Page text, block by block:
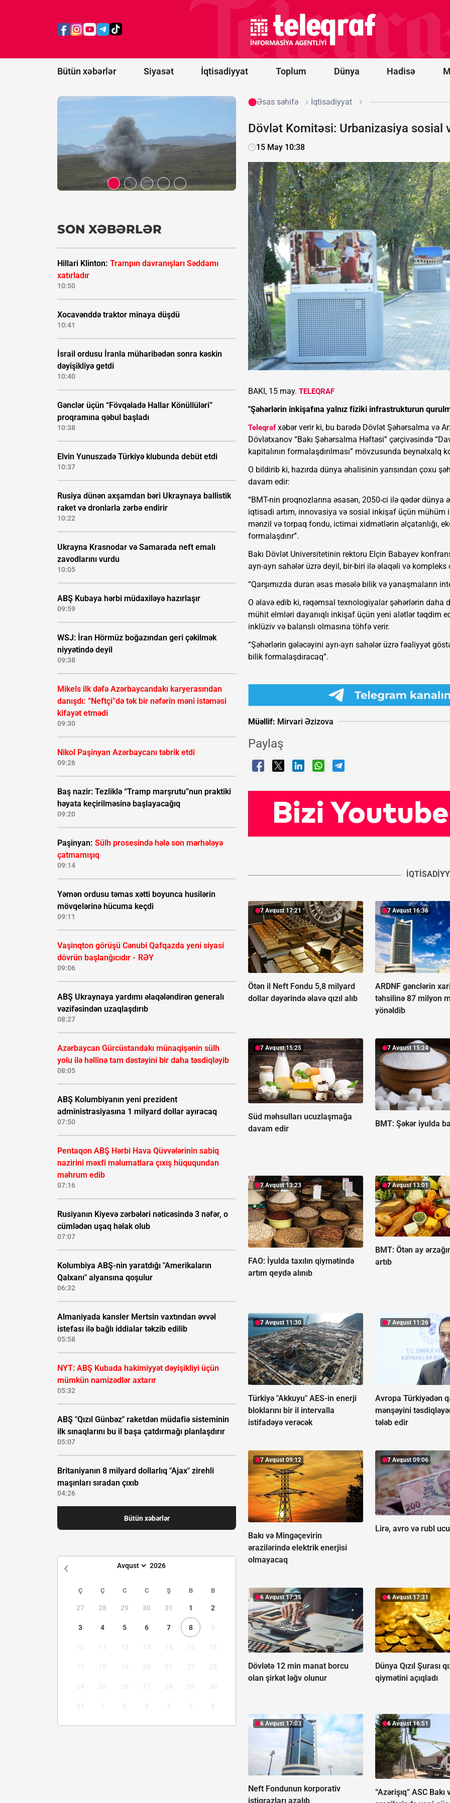
Bütün xəbərlər Siyasət İqtisadiyyat Toplum Dünya Hadisə
Xocavənddə
düşdü
Krasnodar
və
Samarada
neft emalı
zavodlarını
SON XƏBƏRLƏR
Hillari Klinton: Trampın davranışları Səddamı
xatırladır
10:50
Xocavənddə traktor minaya düşdü
10:41
İsrail ordusu İranla müharibədən sonra kəskin
dəyişikliyə getdi
10:40
Gənclər üçün “Fövqəladə Hallar Könüllüləri”
proqramına qəbul başladı
10:38
Elvin Yunuszadə Türkiyə klubunda debüt etdi
10:37
Rusiya dünən axşamdan bəri Ukraynaya ballistik
raket və dronlarla zərbə endirir
10:22
Ukrayna Krasnodar və Samarada neft emalı
zavodlarını vurdu
10:05
ABŞ Kubaya hərbi müdaxiləyə hazırlaşır
09:59
WSJ: İran Hörmüz boğazından geri çəkilmək
niyyətində deyil
09:38
Mikels ilk dəfə Azərbaycandakı karyerasından
danışdı: “Neftçi”də tək bir nəfərin məni istəməsi
kifayət etmədi
09:30
Nikol Paşinyan Azərbaycanı təbrik etdi
09:26
Baş nazir: Tezliklə “Tramp marşrutu”nun praktiki
həyata keçirilməsinə başlayacağıq
09:20
Paşinyan: Sülh prosesində hələ son mərhələyə
çatmamışıq
09:14
Yəmən ordusu təmas xətti boyunca husilərin
mövqelərinə hücuma keçdi
09:11
Vaşinqton görüşü Cənubi Qafqazda yeni siyasi
dövrün başlanğıcıdır - RƏY
09:06
ABŞ Ukraynaya yardımı əlaqələndirən generalı
vəzifəsindən uzaqlaşdırıb
08:27
Azərbaycan Gürcüstandakı münaqişənin sülh
yolu ilə həllinə tam dəstəyini bir daha təsdiqləyib
08:05
ABŞ Kolumbiyanın yeni prezident
administrasiyasına 1 milyard dollar ayıracaq
07:50
Pentaqon ABŞ Hərbi Hava Qüvvələrinin sabiq
nazirini məxfi məlumatlara çıxış hüququndan
məhrum edib
07:16
Rusiyanın Kiyevə zərbələri nəticəsində 3 nəfər, o
cümlədən uşaq həlak olub
07:07
Kolumbiya ABŞ-nin yaratdığı "Amerikaların
Qalxanı" alyansına qoşulur
06:32
Almaniyada kansler Mertsin vaxtından əvvəl
istefası ilə bağlı iddialar təkzib edilib
05:58
NYT: ABŞ Kubada hakimiyyət dəyişikliyi üçün
mümkün namizədlər axtarır
05:32
ABŞ "Qızıl Günbəz" raketdən müdafiə sisteminin
ilk sınaqlarını bu il başa çatdırmağı planlaşdırır
05:07
Britaniyanın 8 milyard dollarlıq "Ajax" zirehli
maşınları sıradan çıxıb
04:26
Bütün xəbərlər
Ç Ç C C Ş B B
27 28 29 30 31 1 2
3 4 5 6 7 8
Əsas səhifə İqtisadiyyat
Dövlət Komitəsi: Urbanizasiya
15 May 10:38
BAKI, 15 may. TELEQRAF
"Şəhərlərin inkişafına yalnız fiziki infrastrukturun
Teleqrafxəbər verir ki, bu barədə Dövlət Şəhərsalma və
Dövlətxanov “Bakı Şəhərsalma Həftəsi” çərçivəsində
kapitalının formalaşdırılması” mövzusunda beynəlxalq
O bildirib ki, hazırda dünya əhalisinin yarısından çoxu
davam edir:
“BMT-nin proqnozlarına əsasən, 2050-ci ilə qədər
iqtisadi artım, innovasiya və sosial inkişaf üçün mühüm
mənzil və torpaq fondu, ictimai xidmətlərin əlçatanlığı,
formalaşdırır”.
Bakı Dövlət Universitetinin rektoru Elçin Babayev
ayrı-ayrı sahələr üzrə deyil, bir-biri ilə əlaqəli və kompleks
“Qarşımızda duran əsas məsələ bilik və yanaşmaların
O əlavə edib ki, rəqəmsal texnologiyalar şəhərlərin daha
mühit elmləri dayanıqlı inkişaf üçün yeni alətlər təqdim
inklüziv və balanslı olmasına töhfə verir.
“Şəhərlərin gələcəyini ayrı-ayrı sahələr üzrə fəaliyyət
bilik formalaşdıracaq”.
Müəllif: Mirvari Əzizova
Paylaş
7 Avqust 17:21
Ötən il Neft Fondu 5,8 milyard
dollar dəyərində əlavə qızıl alıb
7 Avqust 16:36
ARDNF gənclərin
təhsilinə 87 milyon
yönəldib
7 Avqust 15:25
Süd məhsulları ucuzlaşmağa
davam edir
7 Avqust 15:24
BMT: Şəkər iyulda
7 Avqust 13:23
FAO: İyulda taxılın qiymətində
artım qeydə alınıb
7 Avqust 13:01
BMT: Ötən ay
artıb
7 Avqust 11:30
Türkiyə "Akkuyu" AES-in enerji
bloklarını bir il intervalla
istifadəyə verəcək
7 Avqust 11:26
Avropa Türkiyədən
mənşəyini
tələb edir
7 Avqust 09:12
Bakı və Mingəçevirin
ərazilərində elektrik enerjisi
olmayacaq
7 Avqust 09:06
Lirə, avro və rubl
6 Avqust 17:35
Dövlətə 12 min manat borcu
olan şirkət ləğv olunur
6 Avqust 17:31
Dünya Qızıl Şurası
qiymətini açıqladı
6 Avqust 17:03
Neft Fondunun korporativ
istiqrazları azalıb
6 Avqust 16:51
“Azərişıq” ASC Bakı